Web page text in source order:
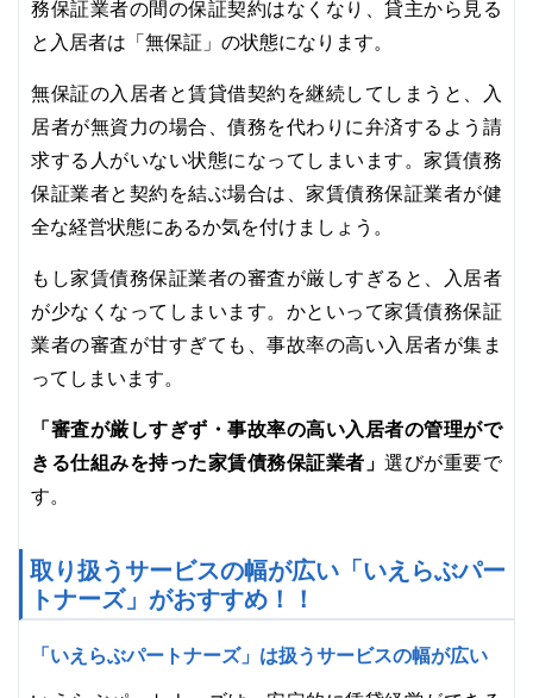
務保証業者の間の保証契約はなくなり、貸主から見る
と入居者は「無保証」の状態になります。
無保証の入居者と賃貸借契約を継続してしまうと、入
居者が無資力の場合、債務を代わりに弁済するよう請
求する人がいない状態になってしまいます。家賃債務
保証業者と契約を結ぶ場合は、家賃債務保証業者が健
全な経営状態にあるか気を付けましょう。
もし家賃債務保証業者の審査が厳しすぎると、入居者
が少なくなってしまいます。かといって家賃債務保証
業者の審査が甘すぎても、事故率の高い入居者が集ま
ってしまいます。
「審査が厳しすぎず・事故率の高い入居者の管理がで
きる仕組みを持った家賃債務保証業者」選びが重要で
す。
取り扱うサービスの幅が広い「いえらぶパー
トナーズ」がおすすめ！！
「いえらぶパートナーズ」は扱うサービスの幅が広い